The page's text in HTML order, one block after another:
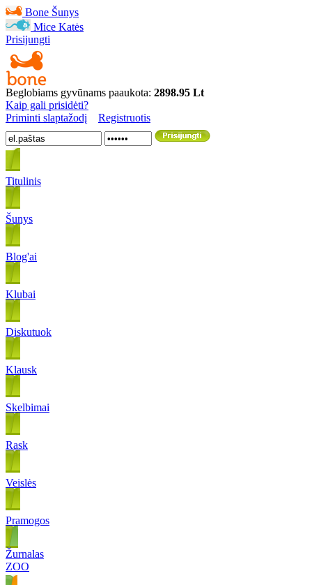
Bone Šunys
Mice Katės
Prisijungti
Beglobiams gyvūnams paaukota: 2898.95 Lt
Kaip gali prisidėti?
Priminti slaptažodį
Registruotis
Titulinis
Šunys
Blog'ai
Klubai
Diskutuok
Klausk
Skelbimai
Rask
Veislės
Pramogos
Žurnalas
ZOO